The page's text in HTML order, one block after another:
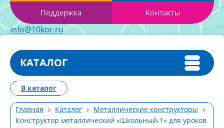
Поддержка Контакты
info@10kor.ru
КАТАЛОГ
Главная Каталог
Металлические конструкторы
Конструктор металлический «Школьный-1» для уроков
В каталог